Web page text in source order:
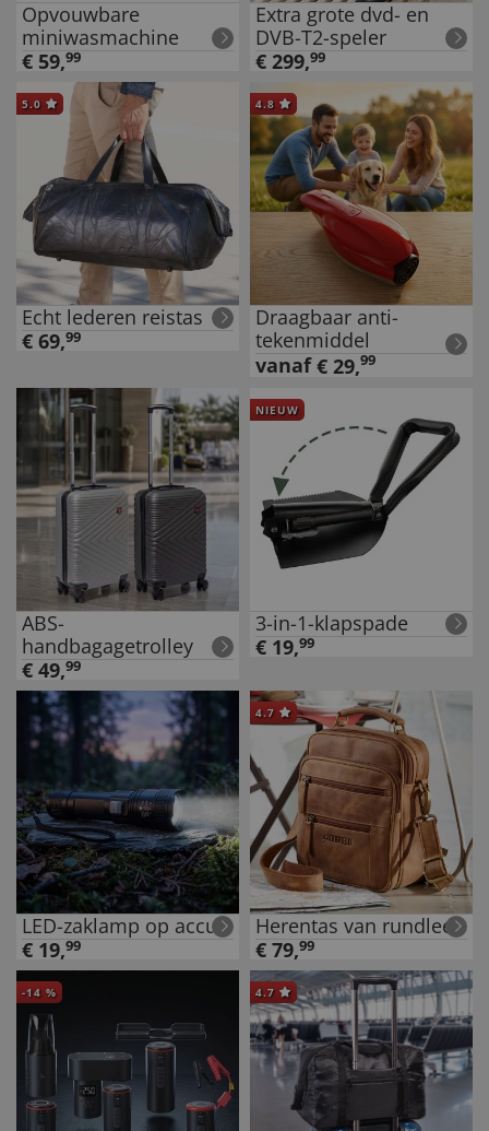
Opvouwbare
miniwasmachine
€ 59,99
Extra grote dvd- en
DVB-T2-speler
€ 299,99
5.0
Echt lederen reistas
€ 69,99
4.8
Draagbaar anti-
tekenmiddel
vanaf € 29,99
ABS-
handbagagetrolley
€ 49,99
NIEUW
3-in-1-klapspade
€ 19,99
LED-zaklamp op accu
€ 19,99
4.7
Herentas van rundleer
€ 79,99
-14 % 4.7